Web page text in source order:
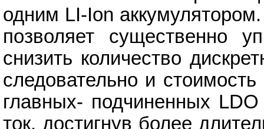
одним LI-Ion
позволяет существенно
снизить количество
следовательно и
главных- подчиненных
ток, достигнув более